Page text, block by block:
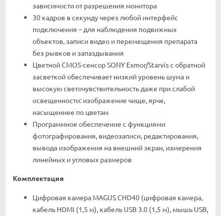
зависимости от разрешения монитора
30 кадров в секунду через любой интерфейс
подключения – для наблюдения подвижных
объектов, записи видео и перемещения препарата
без рывков и запаздывания
Цветной CMOS-сенсор SONY Exmor/Starvis с обратной
засветкой обеспечивает низкий уровень шума и
высокую светочувствительность даже при слабой
освещенности: изображение чище, ярче,
насыщеннее по цветам
Программное обеспечение с функциями
фотографирования, видеозаписи, редактирования,
вывода изображения на внешний экран, измерения
линейных и угловых размеров
Комплектация
Цифровая камера MAGUS CHD40 (цифровая камера,
кабель HDMI (1,5 м), кабель USB 3.0 (1,5 м), мышь USB,